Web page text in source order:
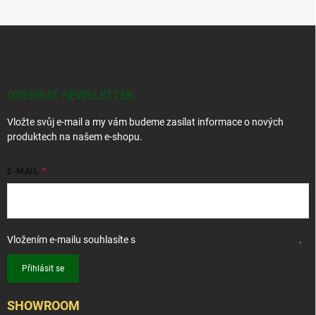
ODEBÍRAT NEWSLETTER
Vložte svůj e-mail a my vám budeme zasílat informace o nových
produktech na našem e-shopu.
E-MAIL
Vložením e-mailu souhlasíte s .
Přihlásit se
SHOWROOM